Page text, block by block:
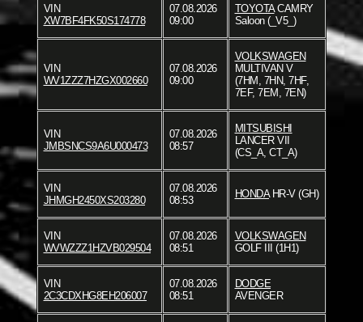
VIN
XW7BF4FK50S174778
07.08.2026
09:00
TOYOTACAMRY
Saloon (_V5_)
VIN
WV1ZZZ7HZGX002660
07.08.2026
09:00
VOLKSWAGEN
MULTIVAN V
(7HM, 7HN, 7HF,
7EF, 7EM, 7EN)
VIN
JMBSNCS9A6U000473
07.08.2026
08:57
MITSUBISHI
LANCER VII
(CS_A, CT_A)
VIN
JHMGH2450XS203280
07.08.2026
08:53
HONDAHR-V (GH)
VIN
WVWZZZ1HZVB029504
07.08.2026
08:51
VOLKSWAGEN
GOLF III (1H1)
VIN
2C3CDXHG8EH206007
07.08.2026
08:51
DODGE
AVENGER